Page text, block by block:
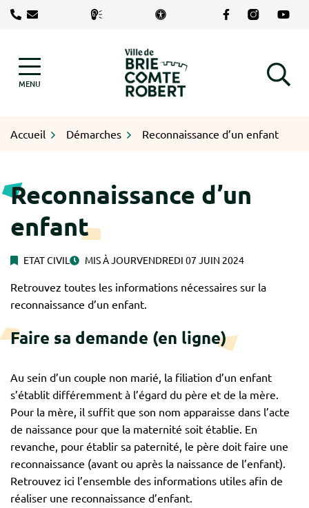
Aller
Lien vers le
Lien vers le
Lien
MENU Logo Brie-Comte-Robert
RECHERCHE
Accueil Démarches Reconnaissance d’un enfant
Reconnaissance d’un
enfant
ETAT CIVIL MIS À JOURVENDREDI 07 JUIN 2024
Retrouvez toutes les informations nécessaires sur la
reconnaissance d’un enfant.
Faire sa demande (en ligne)
Au sein d’un couple non marié, la filiation d’un enfant
s’établit différemment à l’égard du père et de la mère.
Pour la mère, il suffit que son nom apparaisse dans l’acte
de naissance pour que la maternité soit établie. En
revanche, pour établir sa paternité, le père doit faire une
reconnaissance (avant ou après la naissance de l’enfant).
Retrouvez ici l’ensemble des informations utiles afin de
réaliser une reconnaissance d’enfant.